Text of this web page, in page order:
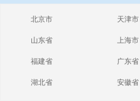
cppm报考常见
问题
北京市 天津市
山东省 上海市
福建省 广东省
湖北省 安徽省